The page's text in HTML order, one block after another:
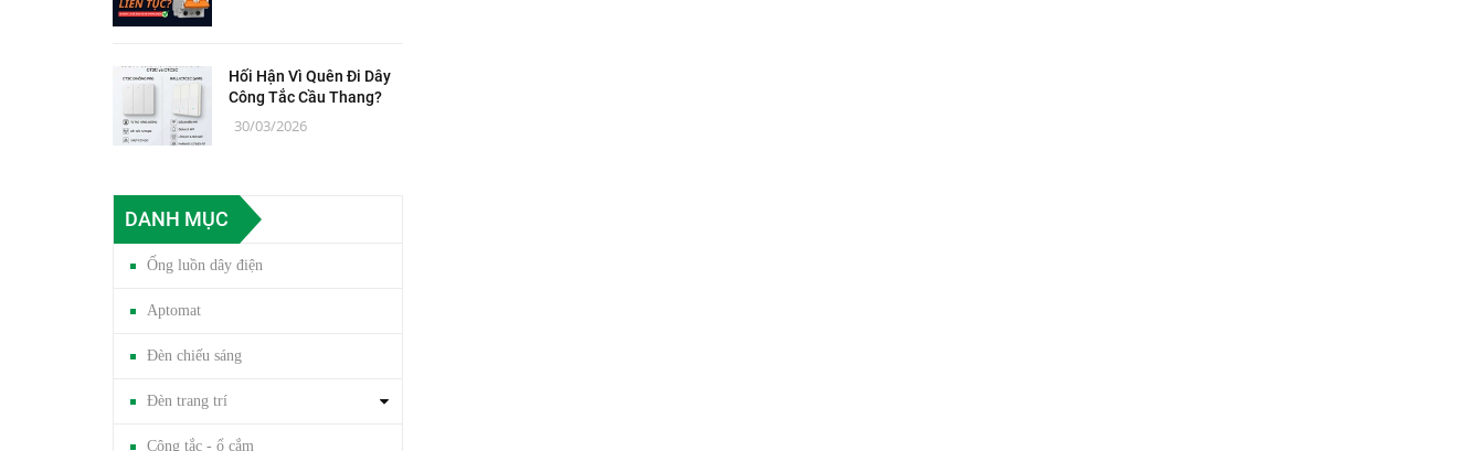
Hối Hận Vì Quên Đi Dây
Công Tắc Cầu Thang?
30/03/2026
DANH MỤC
Ống luồn dây điện
Aptomat
Đèn chiếu sáng
Đèn trang trí
Công tắc - ổ cắm